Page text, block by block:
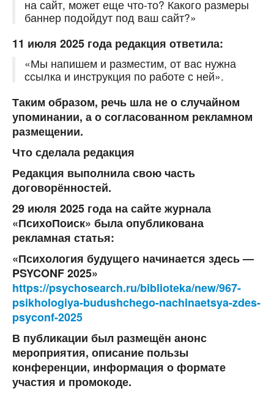
на сайт, может еще что-то? Какого размеры
баннер подойдут под ваш сайт?»
11 июля 2025 года редакция ответила:
«Мы напишем и разместим, от вас нужна
ссылка и инструкция по работе с ней».
Таким образом, речь шла не о случайном
упоминании, а о согласованном рекламном
размещении.
Что сделала редакция
Редакция выполнила свою часть
договорённостей.
29 июля 2025 года на сайте журнала
«ПсихоПоиск» была опубликована
рекламная статья:
«Психология будущего начинается здесь —
PSYCONF 2025»
https://psychosearch.ru/biblioteka/new/967-
psikhologiya-budushchego-nachinaetsya-zdes-
psyconf-2025
В публикации был размещён анонс
мероприятия, описание пользы
конференции, информация о формате
участия и промокоде.